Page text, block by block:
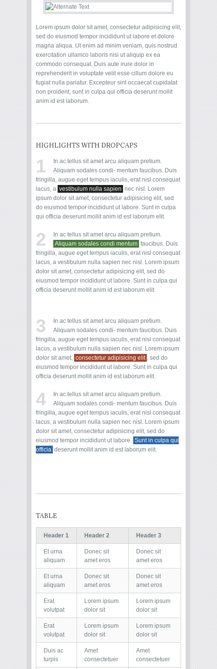
Lorem ipsum dolor sit amet, consectetur adipisicing elit,
sed do eiusmod tempor incididunt ut labore et dolore
magna aliqua. Ut enim ad minim veniam, quis nostrud
exercitation ullamco laboris nisi ut aliquip ex ea
commodo consequat. Duis aute irure dolor in
reprehenderit in voluptate velit esse cillum dolore eu
fugiat nulla pariatur. Excepteur sint occaecat cupidatat
non proident, sunt in culpa qui officia deserunt mollit
anim id est laborum.
HIGHLIGHTS WITH DROPCAPS
1
In ac tellus sit amet arcu aliquam pretium.
Aliquam sodales condi- mentum faucibus. Duis
fringilla, augue eget tempus iaculis, erat nisl consequat
lacus, a vestibulum nulla sapien nec nisl. Lorem
ipsum dolor sit amet, consectetur adipisicing elit, sed
do eiusmod tempor incididunt ut labore. Sunt in culpa
qui officia deserunt mollit anim id est laborum elit.
2
In ac tellus sit amet arcu aliquam pretium.
Aliquam sodales condi mentum faucibus. Duis
fringilla, augue eget tempus iaculis, erat nisl consequat
lacus, a vestibulum nulla sapien nec nisl. Lorem ipsum
dolor sit amet, consectetur adipisicing elit, sed do
eiusmod tempor incididunt ut labore. Sunt in culpa qui
officia deserunt mollit anim id est laborum elit.
3
In ac tellus sit amet arcu aliquam pretium.
Aliquam sodales condi- mentum faucibus. Duis
fringilla, augue eget tempus iaculis, erat nisl consequat
lacus, a vestibulum nulla sapien nec nisl. Lorem ipsum
dolor sit amet, consectetur adipisicing elit , sed do
eiusmod tempor incididunt ut labore. Sunt in culpa qui
officia deserunt mollit anim id est laborum elit.
4
In ac tellus sit amet arcu aliquam pretium.
Aliquam sodales condi- mentum faucibus. Duis
fringilla, augue eget tempus iaculis, erat nisl consequat
lacus, a vestibulum nulla sapien nec nisl. Lorem ipsum
dolor sit amet, consectetur adipisicing elit, sed do
eiusmod tempor incididunt ut labore. Sunt in culpa qui
officia deserunt mollit anim id est laborum elit.
TABLE
Header 1 Header 2 Header 3
Et urna
aliquam
Donec sit
amet eros
Donec sit
amet eros
Et urna
aliquam
Donec sit
amet eros
Donec sit
amet eros
Erat
volutpat
Lorem ipsum
dolor sit
Lorem ipsum
dolor sit
Erat
volutpat
Lorem ipsum
dolor sit
Lorem ipsum
dolor sit
Duis ac
turpis
Amet
consectetuer
Amet
consectetuer